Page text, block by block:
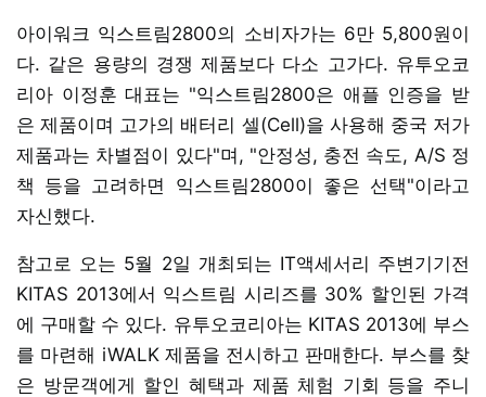
아이워크 익스트림2800의 소비자가는 6만 5,800원이
다. 같은 용량의 경쟁 제품보다 다소 고가다. 유투오코
리아 이정훈 대표는 "익스트림2800은 애플 인증을 받
은 제품이며 고가의 배터리 셀(Cell)을 사용해 중국 저가
제품과는 차별점이 있다"며, "안정성, 충전 속도, A/S 정
책 등을 고려하면 익스트림2800이 좋은 선택"이라고
자신했다.
참고로 오는 5월 2일 개최되는 IT액세서리 주변기기전
KITAS 2013에서 익스트림 시리즈를 30% 할인된 가격
에 구매할 수 있다. 유투오코리아는 KITAS 2013에 부스
를 마련해 iWALK 제품을 전시하고 판매한다. 부스를 찾
은 방문객에게 할인 혜택과 제품 체험 기회 등을 주니